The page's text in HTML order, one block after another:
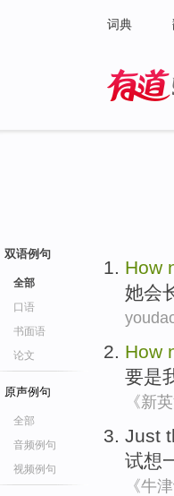
词典
双语例句
全部
口语
书面语
论文
原声例句
全部
音频例句
视频例句
How
她会
How
要是
《新
Just
试想
《牛